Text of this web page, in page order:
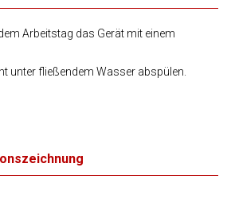
Arbeitstag das Gerät mit einem
unter fließendem Wasser abspülen.